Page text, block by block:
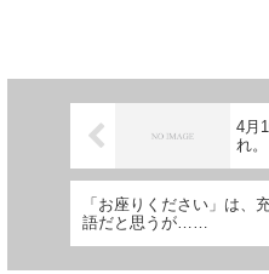
4月
れ。
「お座りください」は、
語だと思うが……